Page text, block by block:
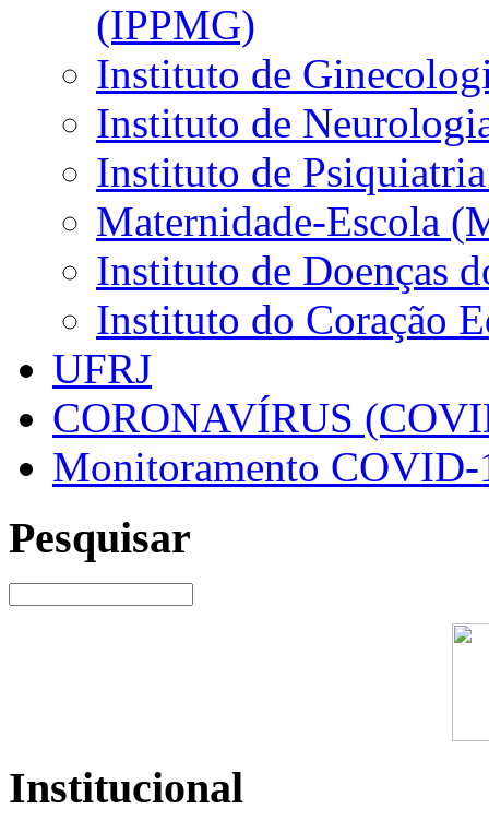
(IPPMG)
Instituto de
Instituto de
Instituto de
Maternidade-Escola
Instituto de Doenças
Instituto do Coração
UFRJ
CORONAVÍRUS
Monitoramento COVID-
Pesquisar
Institucional